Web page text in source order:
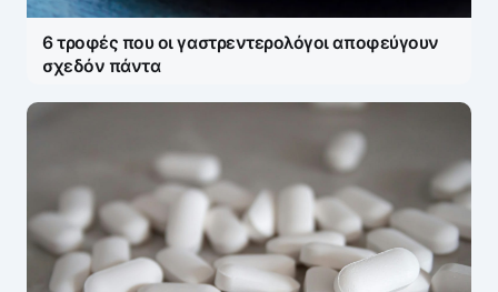
6 τροφές που οι γαστρεντερολόγοι αποφεύγουν
σχεδόν πάντα